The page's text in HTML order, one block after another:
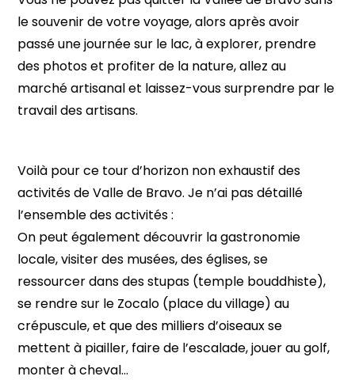
le souvenir de votre voyage, alors après avoir
passé une journée sur le lac, à explorer, prendre
des photos et profiter de la nature, allez au
marché artisanal et laissez-vous surprendre par le
travail des artisans.
Voilà pour ce tour d’horizon non exhaustif des
activités de Valle de Bravo. Je n’ai pas détaillé
l’ensemble des activités :
On peut également découvrir la gastronomie
locale, visiter des musées, des églises, se
ressourcer dans des stupas (temple bouddhiste),
se rendre sur le Zocalo (place du village) au
crépuscule, et que des milliers d’oiseaux se
mettent à piailler, faire de l’escalade, jouer au golf,
monter à cheval…